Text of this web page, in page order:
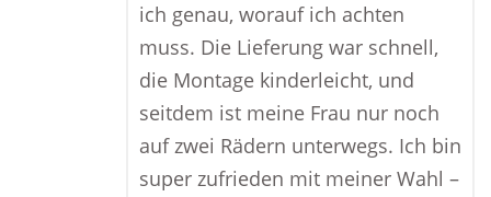
ich genau, worauf ich achten
muss. Die Lieferung war schnell,
die Montage kinderleicht, und
seitdem ist meine Frau nur noch
auf zwei Rädern unterwegs. Ich bin
super zufrieden mit meiner Wahl –